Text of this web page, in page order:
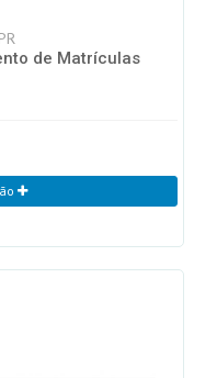
de Matrículas